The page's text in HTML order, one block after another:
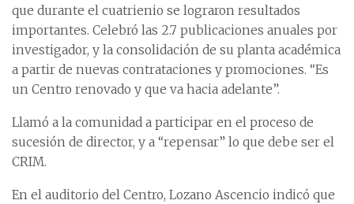
que durante el cuatrienio se lograron resultados
importantes. Celebró las 2.7 publicaciones anuales por
investigador, y la consolidación de su planta académica
a partir de nuevas contrataciones y promociones. “Es
un Centro renovado y que va hacia adelante”.
Llamó a la comunidad a participar en el proceso de
sucesión de director, y a “repensar” lo que debe ser el
CRIM.
En el auditorio del Centro, Lozano Ascencio indicó que